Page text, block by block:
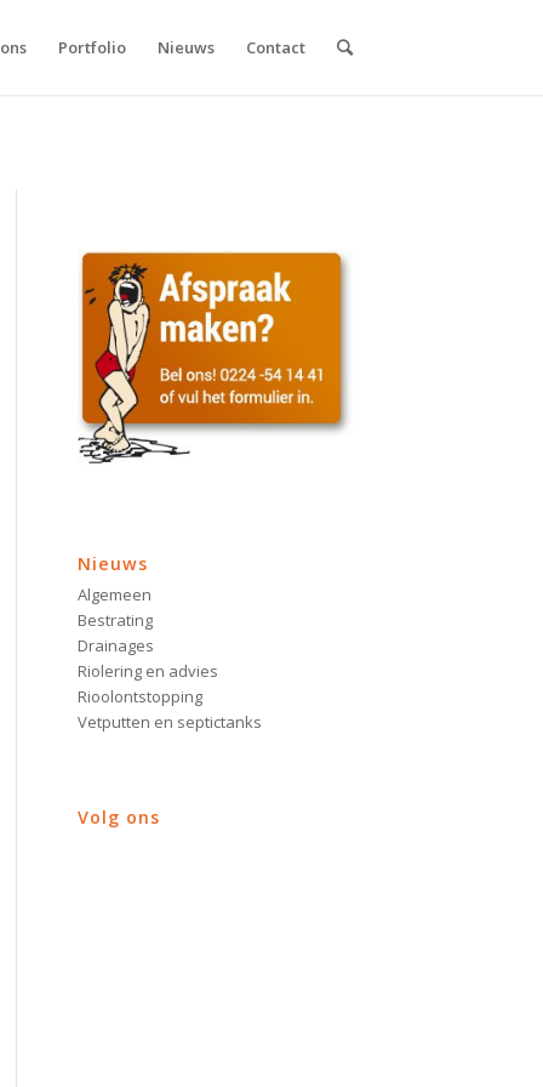
Portfolio Nieuws Contact
Nieuws
Algemeen
Bestrating
Drainages
Riolering en advies
Rioolontstopping
Vetputten en septictanks
Volg ons